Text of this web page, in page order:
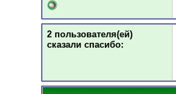
2 пользователя(ей)
сказали cпасибо: